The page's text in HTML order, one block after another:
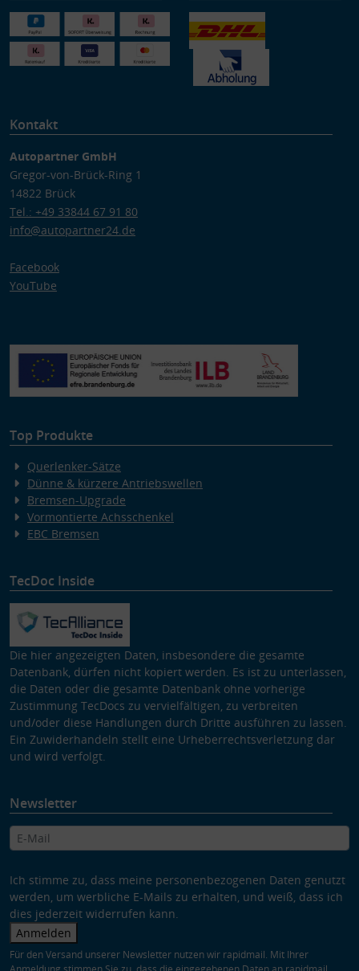
Kontakt
Autopartner GmbH
Gregor-von-Brück-Ring 1
14822 Brück
Tel.: +49 33844 67 91 80
info@autopartner24.de
Facebook
YouTube
Top Produkte
Querlenker-Sätze
Dünne & kürzere Antriebswellen
Bremsen-Upgrade
Vormontierte Achsschenkel
EBC Bremsen
TecDoc Inside
Die hier angezeigten Daten, insbesondere die gesamte
Datenbank, dürfen nicht kopiert werden. Es ist zu unterlassen,
die Daten oder die gesamte Datenbank ohne vorherige
Zustimmung TecDocs zu vervielfältigen, zu verbreiten
und/oder diese Handlungen durch Dritte ausführen zu lassen.
Ein Zuwiderhandeln stellt eine Urheberrechtsverletzung dar
und wird verfolgt.
Newsletter
Ich stimme zu, dass meine personenbezogenen Daten genutzt
werden, um werbliche E-Mails zu erhalten, und weiß, dass ich
dies jederzeit widerrufen kann.
Anmelden
Für den Versand unserer Newsletter nutzen wir rapidmail. Mit Ihrer